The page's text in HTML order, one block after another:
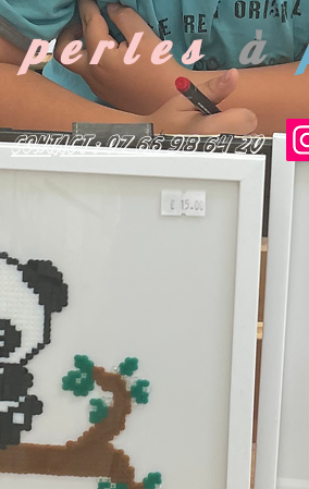
perles à
Contact : 07 66 98 64 20